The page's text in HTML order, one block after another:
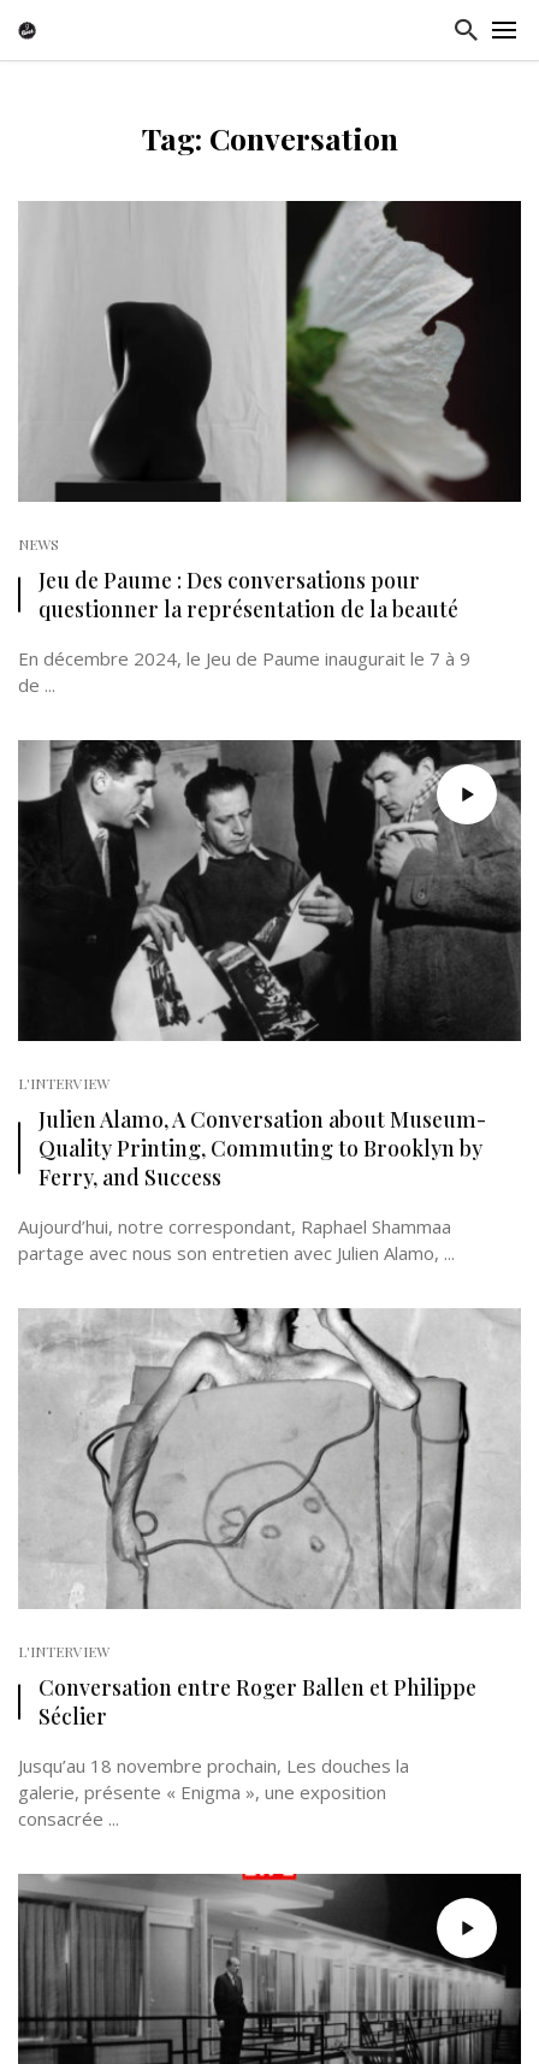
Tag: Conversation
NEWS
Jeu de Paume : Des conversations pour
questionner la représentation de la beauté
En décembre 2024, le Jeu de Paume inaugurait le 7 à 9
de ...
L'INTERVIEW
Julien Alamo, A Conversation about Museum-
Quality Printing, Commuting to Brooklyn by
Ferry, and Success
Aujourd’hui, notre correspondant, Raphael Shammaa
partage avec nous son entretien avec Julien Alamo, ...
L'INTERVIEW
Conversation entre Roger Ballen et Philippe
Séclier
Jusqu’au 18 novembre prochain, Les douches la
galerie, présente « Enigma », une exposition
consacrée ...